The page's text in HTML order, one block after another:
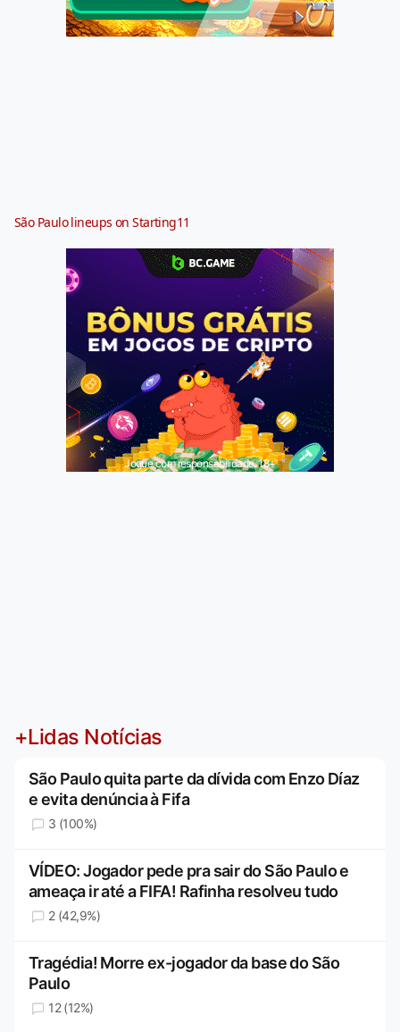
São Paulo lineups on Starting11
Jogue com responsabilidade. 18+
+Lidas Notícias
São Paulo quita parte da dívida com Enzo Díaz
e evita denúncia à Fifa
3 (100%)
VÍDEO: Jogador pede pra sair do São Paulo e
ameaça ir até a FIFA! Rafinha resolveu tudo
2 (42,9%)
Tragédia! Morre ex-jogador da base do São
Paulo
12 (12%)